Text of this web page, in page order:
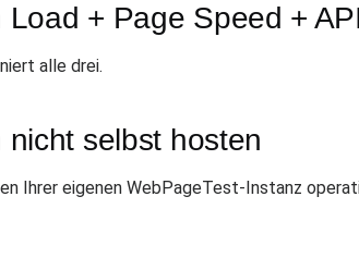
Load + Page Speed +
alle drei.
nicht selbst hosten
Ihrer eigenen WebPageTest-Instanz